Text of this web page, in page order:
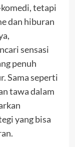
tetapi
dan hiburan
sensasi
penuh
Sama seperti
tawa dalam
yang bisa